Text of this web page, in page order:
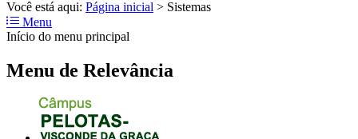
Você está aqui: Página inicial > Sistemas
Menu
Início do menu principal
Menu de Relevância